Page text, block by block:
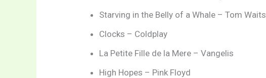
Starving in the Belly of a Whale – Tom Waits
Clocks – Coldplay
La Petite Fille de la Mere – Vangelis
High Hopes – Pink Floyd